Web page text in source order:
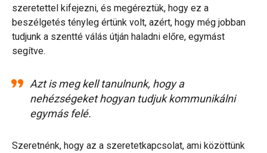
szeretettel kifejezni, és megéreztük, hogy ez a
beszélgetés tényleg értünk volt, azért, hogy még jobban
tudjunk a szentté válás útján haladni előre, egymást
segítve.
Azt is meg kell tanulnunk, hogy a
nehézségeket hogyan tudjuk kommunikálni
egymás felé.
Szeretnénk, hogy az a szeretetkapcsolat, ami közöttünk